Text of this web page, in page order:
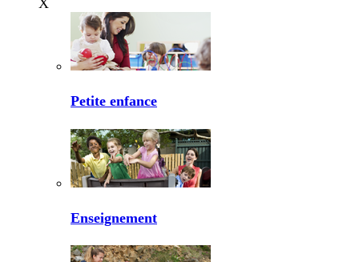
Petite enfance
Enseignement